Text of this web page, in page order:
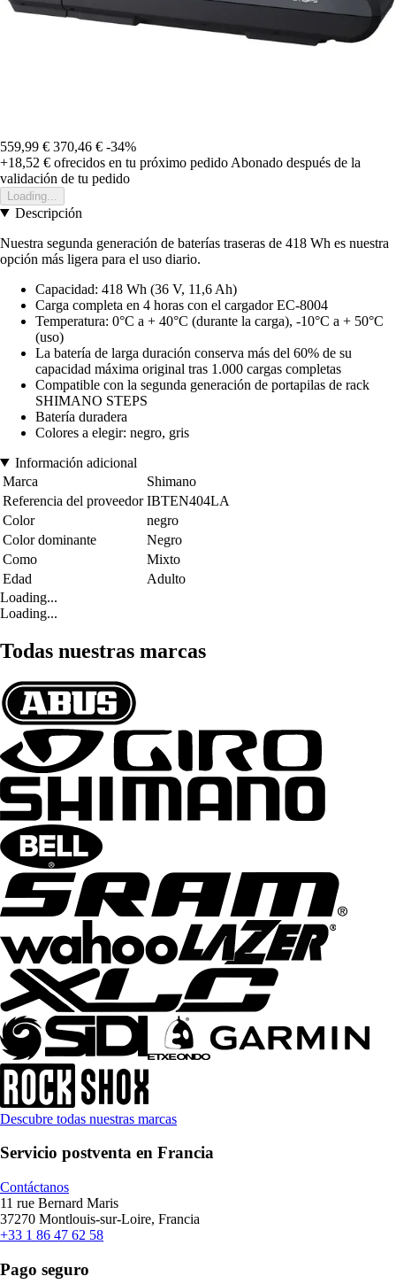
559,99 € 370,46 € -34%
+18,52 € ofrecidos en tu próximo pedido Abonado después de la
validación de tu pedido
Loading...
Descripción
Nuestra segunda generación de baterías traseras de 418 Wh es nuestra
opción más ligera para el uso diario.
Capacidad: 418 Wh (36 V, 11,6 Ah)
Carga completa en 4 horas con el cargador EC-8004
Temperatura: 0°C a + 40°C (durante la carga), -10°C a + 50°C
(uso)
La batería de larga duración conserva más del 60% de su
capacidad máxima original tras 1.000 cargas completas
Compatible con la segunda generación de portapilas de rack
SHIMANO STEPS
Batería duradera
Colores a elegir: negro, gris
Información adicional
Marca
Shimano
Referencia del proveedor IBTEN404LA
Color
negro
Color dominante
Negro
Como
Mixto
Edad
Adulto
Loading...
Loading...
Todas nuestras marcas
Descubre todas nuestras marcas
Servicio postventa en Francia
Contáctanos
11 rue Bernard Maris
37270 Montlouis-sur-Loire, Francia
+33 1 86 47 62 58
Pago seguro